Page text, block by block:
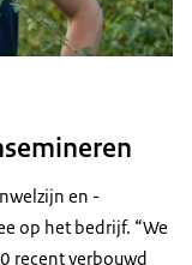
en -
op het bedrijf. “We
recent verbouwd